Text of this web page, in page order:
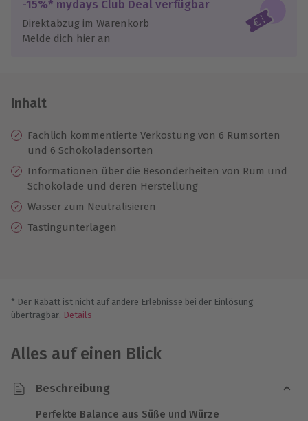
Jeder Gutschein für alle Erlebnisse einlösbar.
Maximale Sicherheit
10 Jahre gültig & verlängerbar.
-15%* mydays Club Deal verfügbar
Direktabzug im Warenkorb
Melde dich hier an
Inhalt
Fachlich kommentierte Verkostung von 6 Rumsorten
und 6 Schokoladensorten
Informationen über die Besonderheiten von Rum und
Schokolade und deren Herstellung
Wasser zum Neutralisieren
Tastingunterlagen
* Der Rabatt ist nicht auf andere Erlebnisse bei der Einlösung
übertragbar. Details
Alles auf einen Blick
Beschreibung
Perfekte Balance aus Süße und Würze